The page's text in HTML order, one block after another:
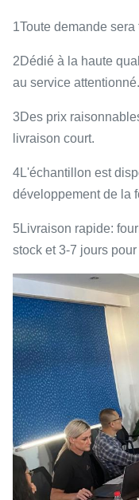
1Toute demande
2Dédié à la haute
au service attentionné.
3Des prix
livraison court.
4L'échantillon est
développement de la
5Livraison rapide:
stock et 3-7 jours